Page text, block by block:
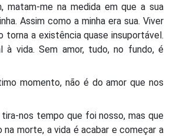
matam-me na medida em que a sua
Assim como a minha era sua. Viver
torna a existência quase insuportável.
à vida. Sem amor, tudo, no fundo, é
momento, não é do amor que nos
tira-nos tempo que foi nosso, mas que
na morte, a vida é acabar e começar a